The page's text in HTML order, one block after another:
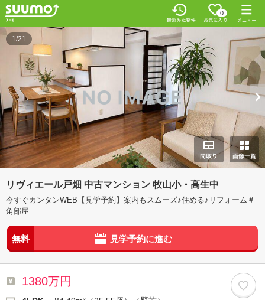
0
1/21
リヴィエール戸畑 中古マンション 牧山小・高生中
今すぐカンタンWEB【見学予約】案内もスムーズ♪住める♪リフォーム＃
角部屋
無料 見学予約に進む
1380万円